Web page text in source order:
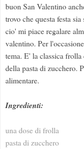
buon San Valentino
trovo che questa festa
cio' mi piace regalare
valentino. Per
tema. E' la classica
della pasta di zucchero.
alimentare.
Ingredienti:
una dose di frolla
pasta di zucchero